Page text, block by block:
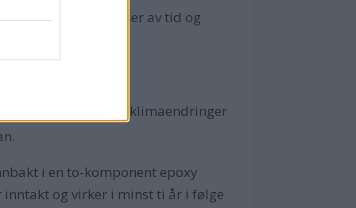
spart masser av tid og
på skroget.
-utslippet bidrar til klimaendringer
i en to-komponent epoxy
og virker i minst ti år i følge